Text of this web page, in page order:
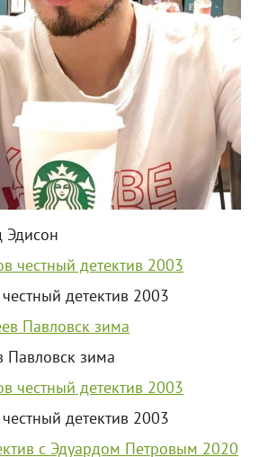
Эдисон
детектив 2003
Павловск зима
детектив 2003